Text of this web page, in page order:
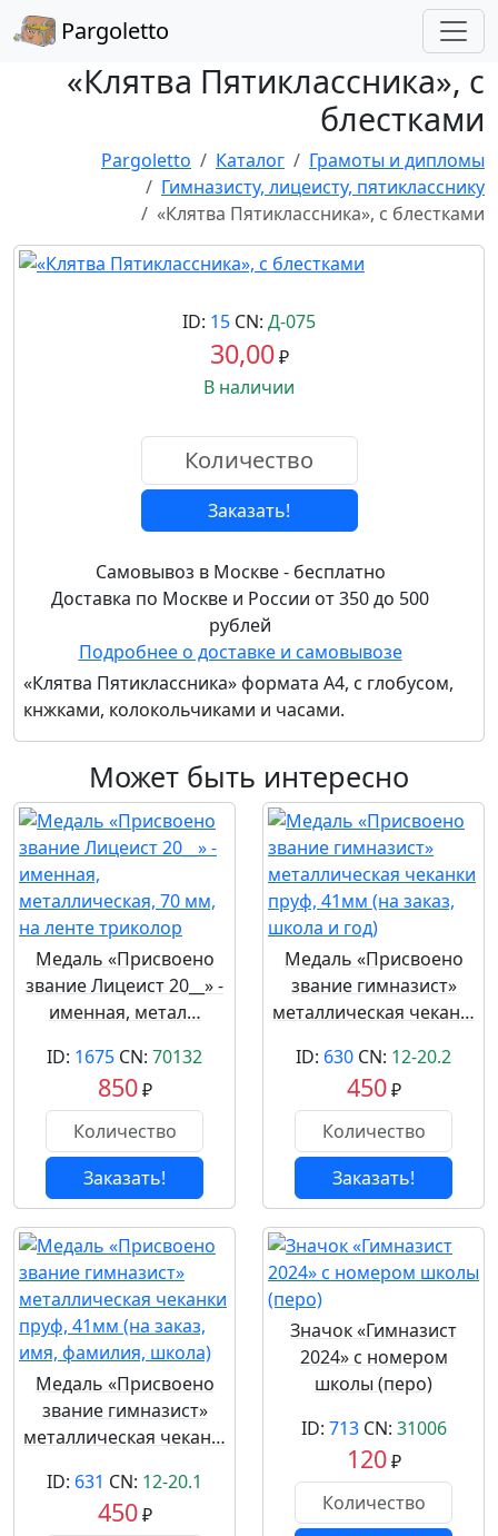
Pargoletto
«Клятва Пятиклассника», с
блестками
Pargoletto Каталог
Грамоты и дипломы
Гимназисту, лицеисту, пятикласснику
«Клятва Пятиклассника», с блестками
ID: 15 CN: Д-075
30,00₽
В наличии
Заказать!
Самовывоз в Москве - бесплатно
Доставка по Москве и России от 350 до 500
рублей
Подробнее о доставке и самовывозе
«Клятва Пятиклассника» формата А4, с глобусом,
кнжками, колокольчиками и часами.
Может быть интересно
Медаль «Присвоено
звание Лицеист 20__» -
именная, метал…
ID: 1675 CN: 70132
850₽
Заказать!
Медаль «Присвоено
звание гимназист»
металлическая чекан…
ID: 630 CN: 12-20.2
450₽
Заказать!
Медаль «Присвоено
звание гимназист»
металлическая чекан…
ID: 631 CN: 12-20.1
450₽
Значок «Гимназист
2024» с номером
школы (перо)
ID: 713CN: 31006
120₽